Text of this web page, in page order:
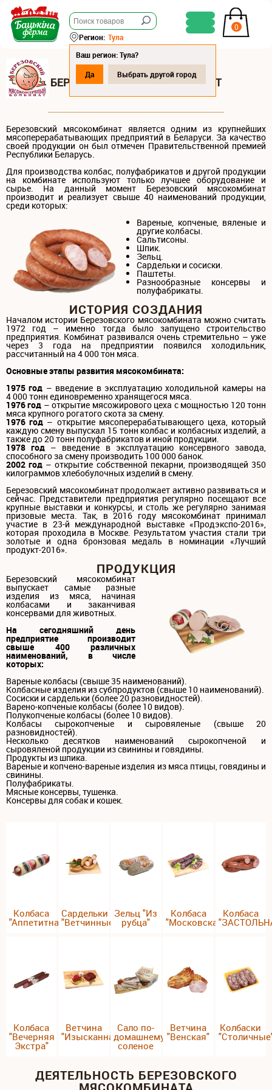
0
Регион: Тула
Ваш регион: Тула?
Да
Выбрать другой город
БЕРЕЗОВСКИЙ МЯСОКОМБИНАТ
Березовский мясокомбинат является одним из крупнейших
мясоперерабатывающих предприятий в Беларуси. За качество
своей продукции он был отмечен Правительственной премией
Республики Беларусь.
Для производства колбас, полуфабрикатов и другой продукции
на комбинате используют только лучшее оборудование и
сырье. На данный момент Березовский мясокомбинат
производит и реализует свыше 40 наименований продукции,
среди которых:
Вареные, копченые, вяленые и
другие колбасы.
Сальтисоны.
Шпик.
Зельц.
Сардельки и сосиски.
Паштеты.
Разнообразные консервы и
полуфабрикаты.
ИСТОРИЯ СОЗДАНИЯ
Началом истории Березовского мясокомбината можно считать
1972 год – именно тогда было запущено строительство
предприятия. Комбинат развивался очень стремительно – уже
через 3 года на предприятии появился холодильник,
рассчитанный на 4 000 тон мяса.
Основные этапы развития мясокомбината:
1975 год – введение в эксплуатацию холодильной камеры на
4 000 тонн единовременно хранящегося мяса.
1976 год – открытие мясожирового цеха с мощностью 120 тонн
мяса крупного рогатого скота за смену.
1976 год – открытие мясоперерабатывающего цеха, который
каждую смену выпускал 15 тонн колбас и колбасных изделий, а
также до 20 тонн полуфабрикатов и иной продукции.
1978 год – введение в эксплуатацию консервного завода,
способного за смену производить 100 000 банок.
2002 год – открытие собственной пекарни, производящей 350
килограммов хлебобулочных изделий в смену.
Березовский мясокомбинат продолжает активно развиваться и
сейчас. Представители предприятия регулярно посещают все
крупные выставки и конкурсы, и столь же регулярно занимая
призовые места. Так, в 2016 году мясокомбинат принимал
участие в 23-й международной выставке «Продэкспо-2016»,
которая проходила в Москве. Результатом участия стали три
золотые и одна бронзовая медаль в номинации «Лучший
продукт-2016».
ПРОДУКЦИЯ
Березовский мясокомбинат
выпускает самые разные
изделия из мяса, начиная
колбасами и заканчивая
консервами для животных.
На сегодняшний день
предприятие производит
свыше 400 различных
наименований, в числе
которых:
Вареные колбасы (свыше 35 наименований).
Колбасные изделия из субпродуктов (свыше 10 наименований).
Сосиски и сардельки (более 20 разновидностей).
Варено-копченые колбасы (более 10 видов).
Полукопченые колбасы (более 10 видов).
Колбасы сырокопченые и сыровяленые (свыше 20
разновидностей).
Несколько десятков наименований сырокопченой и
сыровяленой продукции из свинины и говядины.
Продукты из шпика.
Вареные и копчено-вареные изделия из мяса птицы, говядины и
свинины.
Полуфабрикаты.
Мясные консервы, тушенка.
Консервы для собак и кошек.
Колбаса
"Аппетитная"
Сардельки
"Ветчинные"
Зельц "Из
рубца"
Колбаса
"Московская"
Колбаса
Колбаса
"Вечерняя
Экстра"
Ветчина
"Изысканная"
Сало по-
домашнему
соленое
Ветчина
"Венская"
Колбаски
ДЕЯТЕЛЬНОСТЬ БЕРЕЗОВСКОГО